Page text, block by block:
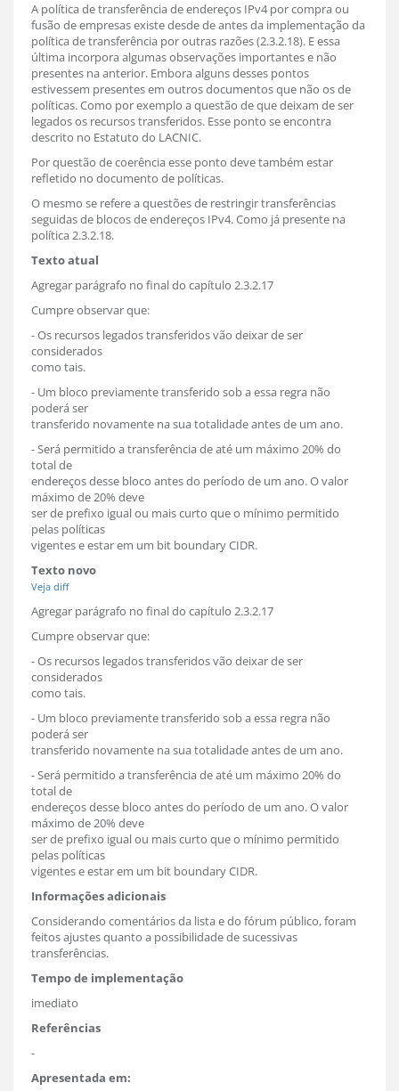
A política de transferência de endereços IPv4 por compra ou
fusão de empresas existe desde de antes da implementação da
política de transferência por outras razões (2.3.2.18). E essa
última incorpora algumas observações importantes e não
presentes na anterior. Embora alguns desses pontos
estivessem presentes em outros documentos que não os de
políticas. Como por exemplo a questão de que deixam de ser
legados os recursos transferidos. Esse ponto se encontra
descrito no Estatuto do LACNIC.
Por questão de coerência esse ponto deve também estar
refletido no documento de políticas.
O mesmo se refere a questões de restringir transferências
seguidas de blocos de endereços IPv4. Como já presente na
política 2.3.2.18.
Texto atual
Agregar parágrafo no final do capítulo 2.3.2.17
Cumpre observar que:
- Os recursos legados transferidos vão deixar de ser
considerados
como tais.
- Um bloco previamente transferido sob a essa regra não
poderá ser
transferido novamente na sua totalidade antes de um ano.
- Será permitido a transferência de até um máximo 20% do
total de
endereços desse bloco antes do período de um ano. O valor
máximo de 20% deve
ser de prefixo igual ou mais curto que o mínimo permitido
pelas políticas
vigentes e estar em um bit boundary CIDR.
Texto novo
Veja diff
Agregar parágrafo no final do capítulo 2.3.2.17
Cumpre observar que:
- Os recursos legados transferidos vão deixar de ser
considerados
como tais.
- Um bloco previamente transferido sob a essa regra não
poderá ser
transferido novamente na sua totalidade antes de um ano.
- Será permitido a transferência de até um máximo 20% do
total de
endereços desse bloco antes do período de um ano. O valor
máximo de 20% deve
ser de prefixo igual ou mais curto que o mínimo permitido
pelas políticas
vigentes e estar em um bit boundary CIDR.
Informações adicionais
Considerando comentários da lista e do fórum público, foram
feitos ajustes quanto a possibilidade de sucessivas
transferências.
Tempo de implementação
imediato
Referências
-
Apresentada em: